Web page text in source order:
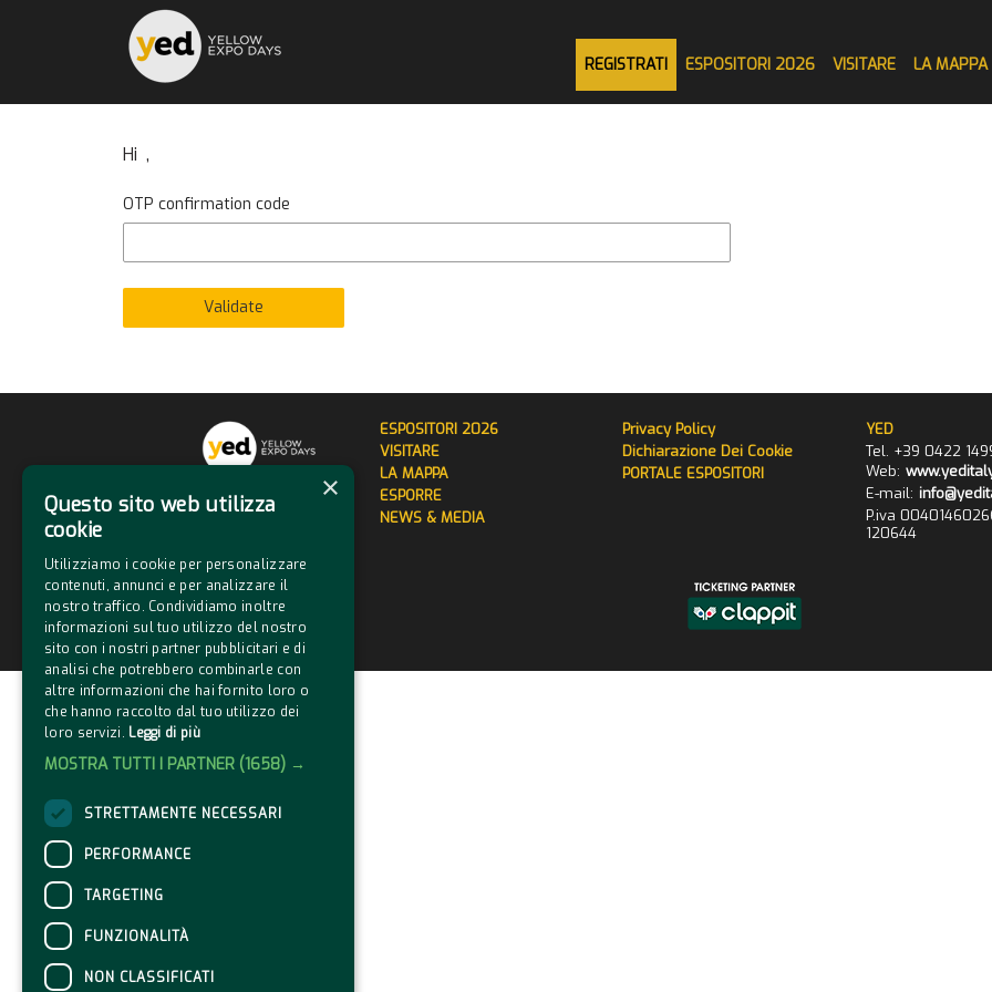
REGISTRATI ESPOSITORI 2026 VISITARE LA MAPPA
Hi ,
OTP confirmation code
ESPOSITORI 2026
VISITARE
LA MAPPA
ESPORRE
NEWS & MEDIA
Privacy Policy
Dichiarazione Dei Cookie
PORTALE ESPOSITORI
YED
Tel. +39 0422
Web:
E-mail:
P.iva
120644
×
Questo sito web utilizza
cookie
Utilizziamo i cookie per personalizzare
contenuti, annunci e per analizzare il
nostro traffico. Condividiamo inoltre
informazioni sul tuo utilizzo del nostro
sito con i nostri partner pubblicitari e di
analisi che potrebbero combinarle con
altre informazioni che hai fornito loro o
che hanno raccolto dal tuo utilizzo dei
loro servizi. Leggi di più
MOSTRA TUTTI I PARTNER (1658) →
STRETTAMENTE NECESSARI
PERFORMANCE
TARGETING
FUNZIONALITÀ
NON CLASSIFICATI